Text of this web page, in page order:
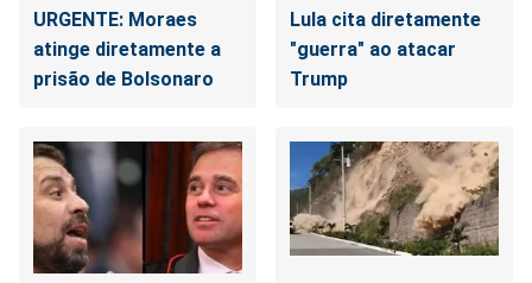
URGENTE: Moraes
atinge diretamente a
prisão de Bolsonaro
Lula cita diretamente
"guerra" ao atacar
Trump